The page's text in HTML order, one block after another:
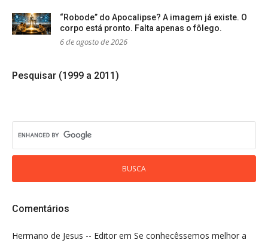
“Robode” do Apocalipse? A imagem já existe. O
corpo está pronto. Falta apenas o fôlego.
6 de agosto de 2026
Pesquisar (1999 a 2011)
Comentários
Hermano de Jesus -- Editor em Se conhecêssemos melhor a